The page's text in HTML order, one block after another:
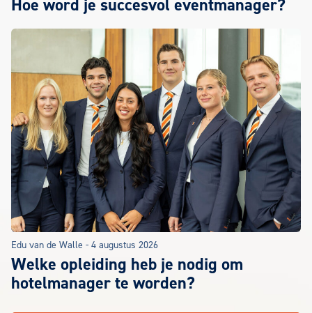
Hoe word je succesvol eventmanager?
Edu van de Walle - 4 augustus 2026
Welke opleiding heb je nodig om
hotelmanager te worden?